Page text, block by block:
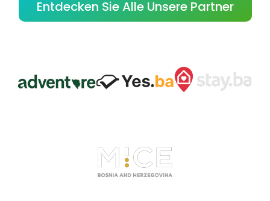
Entdecken Sie Alle Unsere Partner